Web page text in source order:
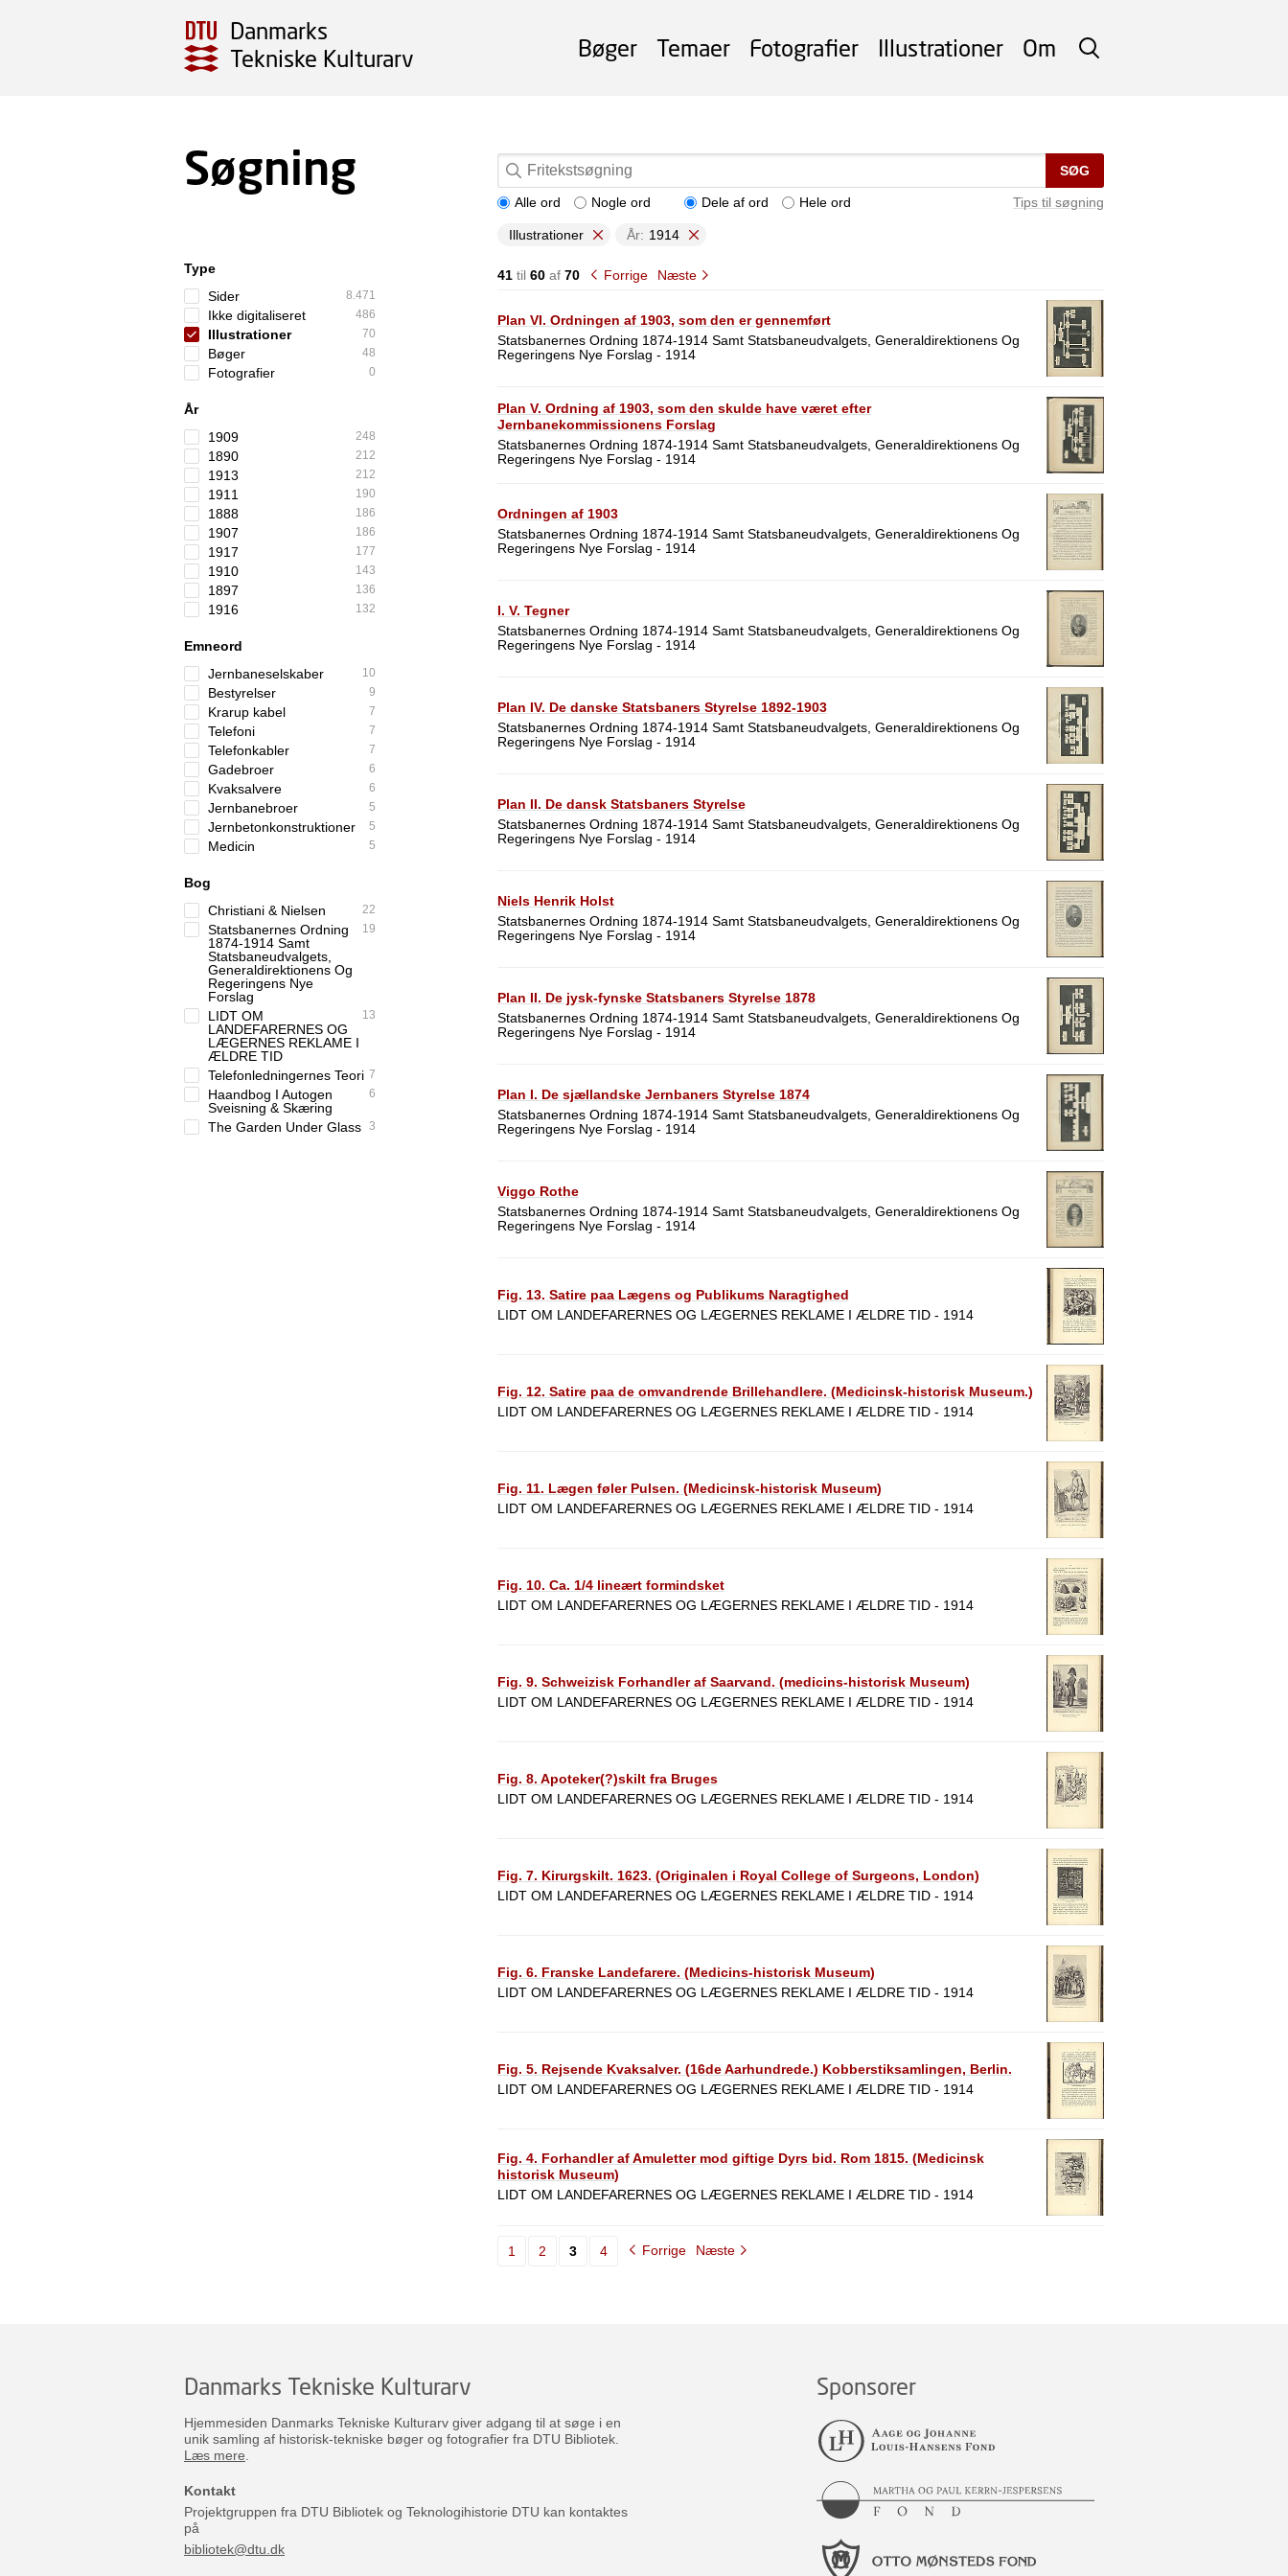
Danmarks
Tekniske Kulturarv
SØG
Bøger Temaer Fotografier Illustrationer Om
Søgning SØG
Tips til søgning
Alle ord Nogle ord Dele af ord Hele ord
Illustrationer År: 1914
Type
Sider
8.471
Ikke digitaliseret 486
Illustrationer 70
Bøger 48
Fotografier 0
År
1909
248
1890 212
1913 212
1911 190
1888 186
1907 186
1917 177
1910 143
1897 136
1916 132
Emneord
Jernbaneselskaber
10
Bestyrelser 9
Krarup kabel 7
Telefoni 7
Telefonkabler 7
Gadebroer 6
Kvaksalvere 6
Jernbanebroer 5
Jernbetonkonstruktioner 5
Medicin 5
Bog
Christiani & Nielsen
22
Statsbanernes Ordning
1874-1914 Samt
Statsbaneudvalgets,
Generaldirektionens Og
Regeringens Nye
Forslag
19
LIDT OM
LANDEFARERNES OG
LÆGERNES REKLAME I
ÆLDRE TID
13
Telefonledningernes Teori 7
Haandbog I Autogen
Sveisning & Skæring
6
The Garden Under Glass 3
41til 60af 70 Forrige Næste
Plan VI. Ordningen af 1903, som den er gennemført
Statsbanernes Ordning 1874-1914 Samt Statsbaneudvalgets, Generaldirektionens Og
Regeringens Nye Forslag - 1914
Plan V. Ordning af 1903, som den skulde have været efter
Jernbanekommissionens Forslag
Statsbanernes Ordning 1874-1914 Samt Statsbaneudvalgets, Generaldirektionens Og
Regeringens Nye Forslag - 1914
Ordningen af 1903
Statsbanernes Ordning 1874-1914 Samt Statsbaneudvalgets, Generaldirektionens Og
Regeringens Nye Forslag - 1914
I. V. Tegner
Statsbanernes Ordning 1874-1914 Samt Statsbaneudvalgets, Generaldirektionens Og
Regeringens Nye Forslag - 1914
Plan IV. De danske Statsbaners Styrelse 1892-1903
Statsbanernes Ordning 1874-1914 Samt Statsbaneudvalgets, Generaldirektionens Og
Regeringens Nye Forslag - 1914
Plan II. De dansk Statsbaners Styrelse
Statsbanernes Ordning 1874-1914 Samt Statsbaneudvalgets, Generaldirektionens Og
Regeringens Nye Forslag - 1914
Niels Henrik Holst
Statsbanernes Ordning 1874-1914 Samt Statsbaneudvalgets, Generaldirektionens Og
Regeringens Nye Forslag - 1914
Plan II. De jysk-fynske Statsbaners Styrelse 1878
Statsbanernes Ordning 1874-1914 Samt Statsbaneudvalgets, Generaldirektionens Og
Regeringens Nye Forslag - 1914
Plan I. De sjællandske Jernbaners Styrelse 1874
Statsbanernes Ordning 1874-1914 Samt Statsbaneudvalgets, Generaldirektionens Og
Regeringens Nye Forslag - 1914
Viggo Rothe
Statsbanernes Ordning 1874-1914 Samt Statsbaneudvalgets, Generaldirektionens Og
Regeringens Nye Forslag - 1914
Fig. 13. Satire paa Lægens og Publikums Naragtighed
LIDT OM LANDEFARERNES OG LÆGERNES REKLAME I ÆLDRE TID - 1914
Fig. 12. Satire paa de omvandrende Brillehandlere. (Medicinsk-historisk Museum.)
LIDT OM LANDEFARERNES OG LÆGERNES REKLAME I ÆLDRE TID - 1914
Fig. 11. Lægen føler Pulsen. (Medicinsk-historisk Museum)
LIDT OM LANDEFARERNES OG LÆGERNES REKLAME I ÆLDRE TID - 1914
Fig. 10. Ca. 1/4 lineært formindsket
LIDT OM LANDEFARERNES OG LÆGERNES REKLAME I ÆLDRE TID - 1914
Fig. 9. Schweizisk Forhandler af Saarvand. (medicins-historisk Museum)
LIDT OM LANDEFARERNES OG LÆGERNES REKLAME I ÆLDRE TID - 1914
Fig. 8. Apoteker(?)skilt fra Bruges
LIDT OM LANDEFARERNES OG LÆGERNES REKLAME I ÆLDRE TID - 1914
Fig. 7. Kirurgskilt. 1623. (Originalen i Royal College of Surgeons, London)
LIDT OM LANDEFARERNES OG LÆGERNES REKLAME I ÆLDRE TID - 1914
Fig. 6. Franske Landefarere. (Medicins-historisk Museum)
LIDT OM LANDEFARERNES OG LÆGERNES REKLAME I ÆLDRE TID - 1914
Fig. 5. Rejsende Kvaksalver. (16de Aarhundrede.) Kobberstiksamlingen, Berlin.
LIDT OM LANDEFARERNES OG LÆGERNES REKLAME I ÆLDRE TID - 1914
Fig. 4. Forhandler af Amuletter mod giftige Dyrs bid. Rom 1815. (Medicinsk
historisk Museum)
LIDT OM LANDEFARERNES OG LÆGERNES REKLAME I ÆLDRE TID - 1914
1 2 3 4 Forrige Næste
Danmarks Tekniske Kulturarv
Hjemmesiden Danmarks Tekniske Kulturarv giver adgang til at søge i en
unik samling af historisk-tekniske bøger og fotografier fra DTU Bibliotek.
Læs mere
Kontakt
Projektgruppen fra DTU Bibliotek og Teknologihistorie DTU kan kontaktes
på
bibliotek@dtu.dk
Sponsorer